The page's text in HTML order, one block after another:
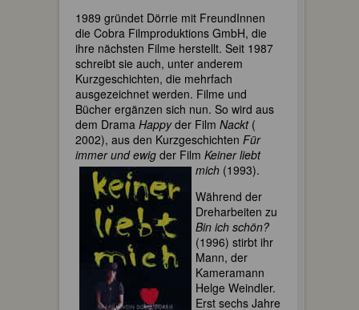
1989 gründet Dörrie mit FreundInnen
die Cobra Filmproduktions GmbH, die
ihre nächsten Filme herstellt. Seit 1987
schreibt sie auch, unter anderem
Kurzgeschichten, die mehrfach
ausgezeichnet werden. Filme und
Bücher ergänzen sich nun. So wird aus
dem Drama Happyder Film Nackt(
2002), aus den Kurzgeschichten Für
immer und ewig der Film Keiner liebt
mich (1993).
Während der
Dreharbeiten zu
Bin ich schön?
(1996) stirbt ihr
Mann, der
Kameramann
Helge Weindler.
Erst sechs Jahre